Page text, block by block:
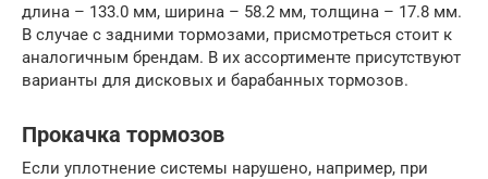
длина – 133.0 мм, ширина – 58.2 мм, толщина – 17.8 мм.
В случае с задними тормозами, присмотреться стоит к
аналогичным брендам. В их ассортименте присутствуют
варианты для дисковых и барабанных тормозов.
Прокачка тормозов
Если уплотнение системы нарушено, например, при